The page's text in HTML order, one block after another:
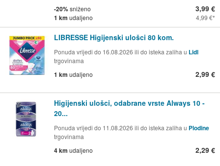
-20%sniženo
1 km udaljeno
3,99 €
4,99 €
LIBRESSE Higijenski ulošci 80 kom.
Ponuda vrijedi do 16.08.2026 ili do isteka zaliha u Lidl
trgovinama
1 km udaljeno 2,99 €
Higijenski ulošci, odabrane vrste Always 10 -
20...
Ponuda vrijedi do 11.08.2026 ili do isteka zaliha u Plodine
trgovinama
4 km udaljeno 2,29 €